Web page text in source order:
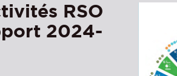
RSO
2024-